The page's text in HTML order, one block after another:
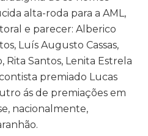
alta-roda para a AML,
e parecer: Alberico
Luís Augusto Cassas,
Santos, Lenita Estrela
premiado Lucas
ás de premiações em
nacionalmente,